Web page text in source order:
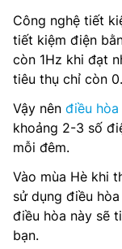
Công nghệ tiết
tiết kiệm điện
còn 1Hz khi đạt
tiêu thụ chỉ còn
Vậy nên điều
khoảng 2-3 số
mỗi đêm.
Vào mùa Hè khi
sử dụng điều
điều hòa này sẽ
bạn.